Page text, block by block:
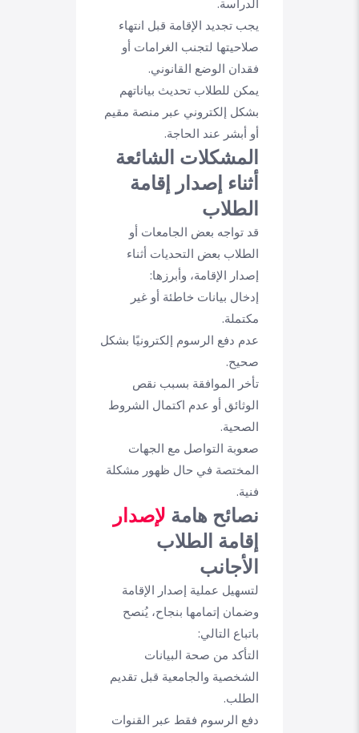
الدراسة.
يجب تجديد الإقامة قبل انتهاء
صلاحيتها لتجنب الغرامات أو
فقدان الوضع القانوني.
يمكن للطلاب تحديث بياناتهم
بشكل إلكتروني عبر منصة مقيم
أو أبشر عند الحاجة.
المشكلات الشائعة
أثناء إصدار إقامة
الطلاب
قد تواجه بعض الجامعات أو
الطلاب بعض التحديات أثناء
إصدار الإقامة، وأبرزها:
إدخال بيانات خاطئة أو غير
مكتملة.
عدم دفع الرسوم إلكترونيًا بشكل
صحيح.
تأخر الموافقة بسبب نقص
الوثائق أو عدم اكتمال الشروط
الصحية.
صعوبة التواصل مع الجهات
المختصة في حال ظهور مشكلة
فنية.
نصائح هامة لإصدار
إقامة الطلاب
الأجانب
لتسهيل عملية إصدار الإقامة
وضمان إتمامها بنجاح، يُنصح
باتباع التالي:
التأكد من صحة البيانات
الشخصية والجامعية قبل تقديم
الطلب.
دفع الرسوم فقط عبر القنوات